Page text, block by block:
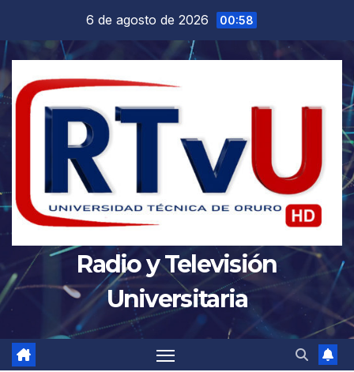
contenido
6 de agosto de 2026 00:58
Radio y Televisión
Universitaria